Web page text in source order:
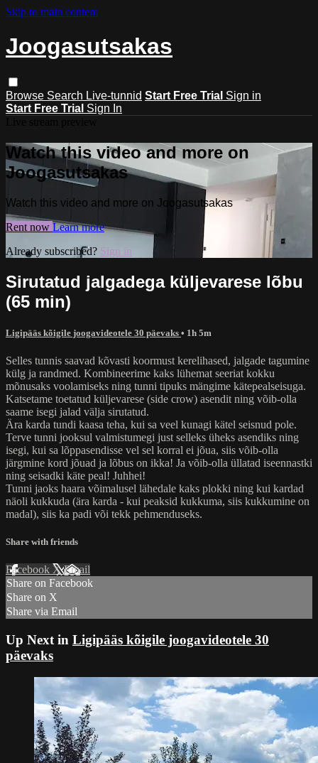
Skip to main content
Joogasutsakas
Browse Search Live-tunnid Start Free Trial Sign in
Start Free Trial Sign In
Watch this video and more on
Joogasutsakas
Watch this video and more on Joogasutsakas
Rent now Learn more
Already subscribed? Sign in
Sirutatud jalgadega küljevarese lõbu
(65 min)
Ligipääs kõigile joogavideotele 30 päevaks • 1h 5m
Selles tunnis saavad kõvasti koormust kerelihased, jalgade tagumine
külg ja randmed. Kombineerime kaks lühemat seeriat kokku
mõnusaks voolamiseks ning tunni tipuks mängime kätepealseisuga.
Katsetame toetatud küljevarese (side crow) asendit ning võib-olla
saame isegi jalad välja sirutatud.
Ära karda tundi kaasa teha, kui sa veel kunagi kätel seisnud pole.
Terve tunni jooksul valmistumegi just selleks üheks asendiks ning
isegi, kui sa lõppasendisse vel sel korral ei jõua, siis võib-olla
järgmine kord jõuad ja lõbus on ikka! Ja võib-olla üllatad iseennastki
ning seisadki käte peal! Juhhei!
Tunni jaoks haara võimalusel lähedale kaks plokki ning kui kardad
näoli kukkuda (ära karda - kui peaksid kukkuma, siis kukkumine on
madal), siis ka padi või tekk pehmenduseks.
Share with friends
Facebook XEmail
Share on Facebook
Share on X
Share via Email
Up Next in Ligipääs kõigile joogavideotele 30
päevaks